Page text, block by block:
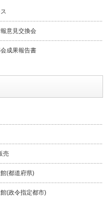
意見交換会
成果報告書
売
(都道府県)
(政令指定都市)